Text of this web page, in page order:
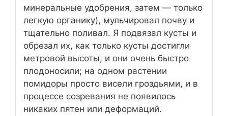
минеральные удобрения, затем — только
легкую органику), мульчировал почву и
тщательно поливал. Я подвязал кусты и
обрезал их, как только кусты достигли
метровой высоты, и они очень быстро
плодоносили; на одном растении
помидоры просто висели гроздьями, и в
процессе созревания не появилось
никаких пятен или деформаций.